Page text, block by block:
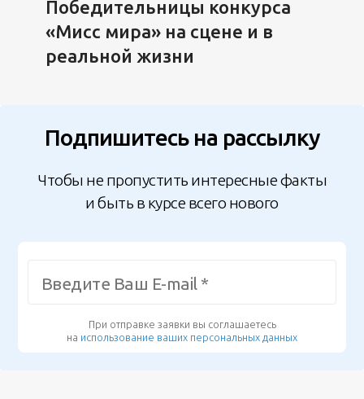
Победительницы конкурса
«Мисс мира» на сцене и в
реальной жизни
Подпишитесь на рассылку
Чтобы не пропустить интересные факты
и быть в курсе всего нового
При отправке заявки вы соглашаетесь
на использование ваших персональных данных